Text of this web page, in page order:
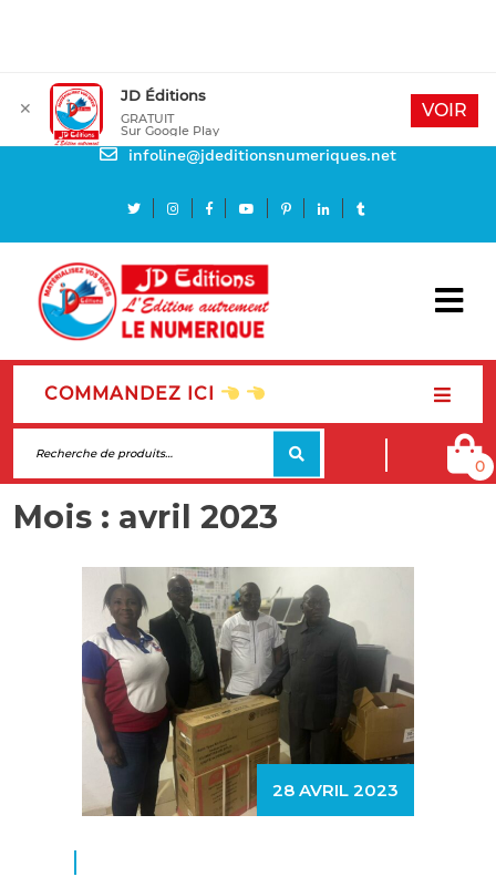
Besoin d'aide
infoline@jdeditionsnumeriques.net
COMMANDEZ ICI
0
Mois : avril 2023
28 AVRIL 2023
✕
JD Éditions
GRATUIT
Sur Google Play
VOIR